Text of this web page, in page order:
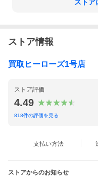
ストア
ストア情報
買取ヒーローズ1号店
ストア評価
4.49
818件の評価を見る
支払い方法
ストアからのお知らせ